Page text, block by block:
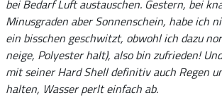
bei Bedarf Luft austauschen. Gestern, bei
Minusgraden aber Sonnenschein, habe ich
ein bisschen geschwitzt, obwohl ich dazu
neige, Polyester halt), also bin zufrieden!
mit seiner Hard Shell definitiv auch Regen
halten, Wasser perlt einfach ab.